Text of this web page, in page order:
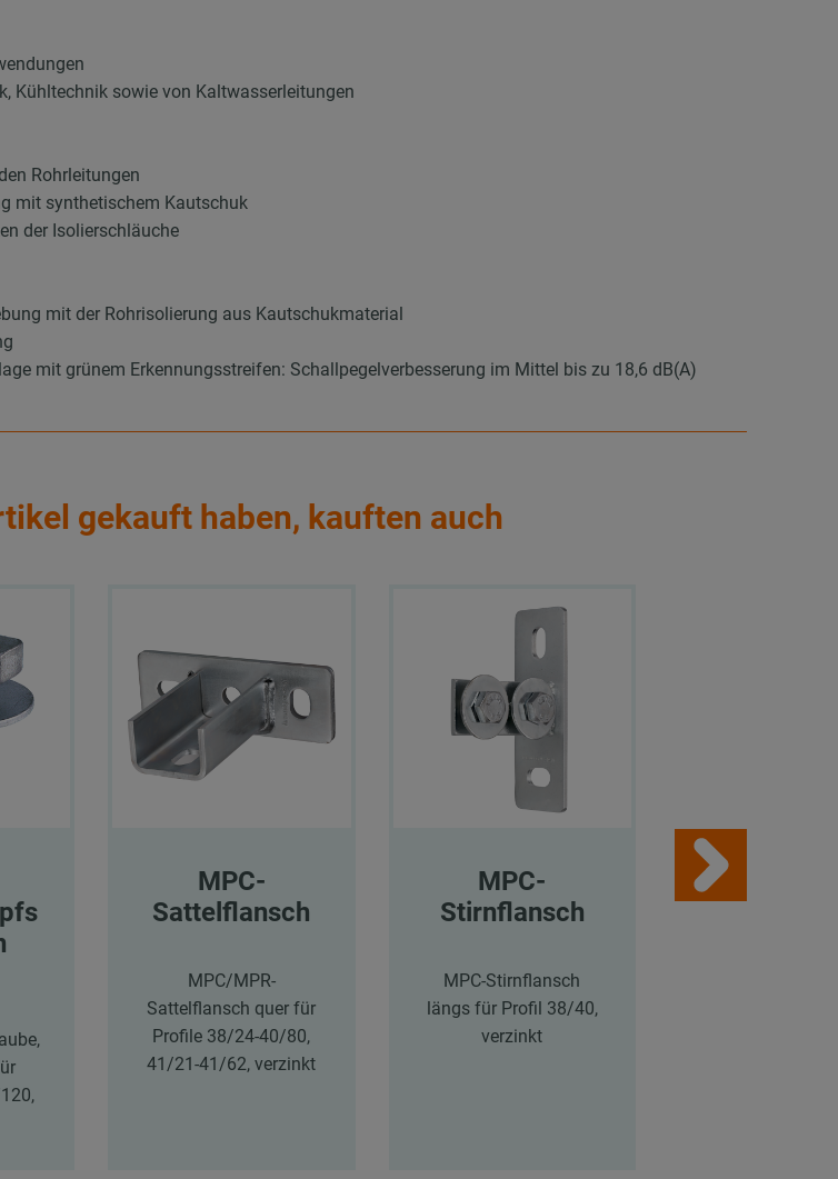
Kühltechnik sowie von Kaltwasserleitungen
Rohrleitungen
mit synthetischem Kautschuk
der Isolierschläuche
mit der Rohrisolierung aus Kautschukmaterial
mit grünem Erkennungsstreifen: Schallpegelverbesserung im Mittel bis zu 18,6 dB(A)
gekauft haben, kauften auch
MPC-
Sattelflansch
MPC/MPR-
Sattelflansch quer für
Profile 38/24-40/80,
41/21-41/62, verzinkt
MPC-
Stirnflansch
MPC-Stirnflansch
längs für Profil 38/40,
verzinkt